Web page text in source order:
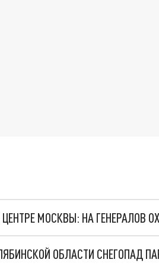
МОСКВЫ: НА ГЕНЕРАЛОВ
ОБЛАСТИ СНЕГОПАД